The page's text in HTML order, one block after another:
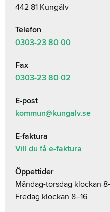
442 81 Kungälv
Telefon
0303-23 80 00
Fax
0303-23 80 02
E-post
kommun@kungalv.se
E-faktura
Vill du få e-faktura
Öppettider
Måndag-torsdag klockan
Fredag klockan 8–16